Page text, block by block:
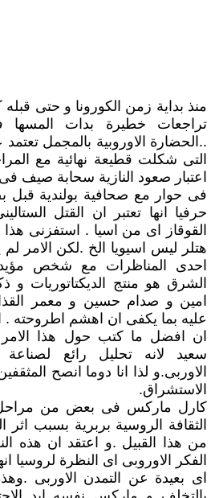
منذ بداية زمن الكورونا و حتى
تراجعات خطيرة بدات المسها
..الحضارة الاوروبية بالمجمل
التى شكلت قطيعة نهائية مع
اعتبار صعود النازية سحابة صيف فى
فى حوار مع صحافية بولندية قبل
حرفيا انها تعتبر ان القتل
القوقاز اى من اسيا . استفزنى
هتلر ليس اسيويا الخ .لكن الامر
احدى المناظرات مع شخص مؤيد
الشرق هو منتج الديكتاتوريات
امين و صدام حسين و معمر
عليه بما يكفى ان اهشم اطروحته .
ان افضل ما كتب حول هذا الامر
سعيد لانه تحليل رائع
الاوربى.و لذا انا دوما انصح
الاستشراق.
كارل ماركس فى بعض من مراحل
الثقافة الروسية بربرية بسبب
من هذا القبيل .و اعتقد ان هذه
الفكر الاوروبى اى النظرة لروسيا
اى بعيدة عن التمدن الاوربى